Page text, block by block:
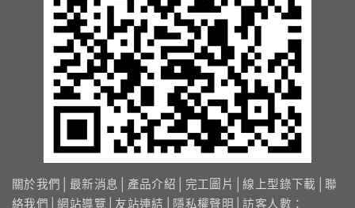
關於我們 最新消息 產品介紹 完工圖片 │線上型錄下載
聯
絡我們
│網站導覽 友站連結 隱私權聲明 │訪客人數：